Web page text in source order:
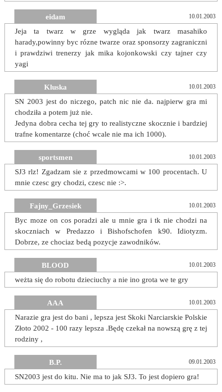
eidam 10.01.2003
Jeja ta twarz w grze wygląda jak twarz masahiko
harady,powinny byc rózne twarze oraz sponsorzy zagraniczni
i prawdziwi trenerzy jak mika kojonkowski czy tajner czy
yagi
Kluska 10.01.2003
SN 2003 jest do niczego, patch nic nie da. najpierw gra mi
chodziła a potem już nie.
Jedyna dobra cecha tej gry to realistyczne skocznie i bardziej
trafne komentarze (choć wcale nie ma ich 1000).
sportsmen 10.01.2003
SJ3 rlz! Zgadzam sie z przedmowcami w 100 procentach. U
mnie czesc gry chodzi, czesc nie :>.
Fajny_Grzesiek 10.01.2003
Byc moze on cos poradzi ale u mnie gra i tk nie chodzi na
skoczniach w Predazzo i Bishofschofen k90. Idiotyzm.
Dobrze, ze chociaz bedą pozycje zawodników.
BLOOD 10.01.2003
weżta się do robotu dzieciuchy a nie ino grota we te gry
AAA 10.01.2003
Narazie gra jest do bani , lepsza jest Skoki Narciarskie Polskie
Złoto 2002 - 100 razy lepsza .Będę czekał na nowszą grę z tej
rodziny ,
B.P. 09.01.2003
SN2003 jest do kitu. Nie ma to jak SJ3. To jest dopiero gra!